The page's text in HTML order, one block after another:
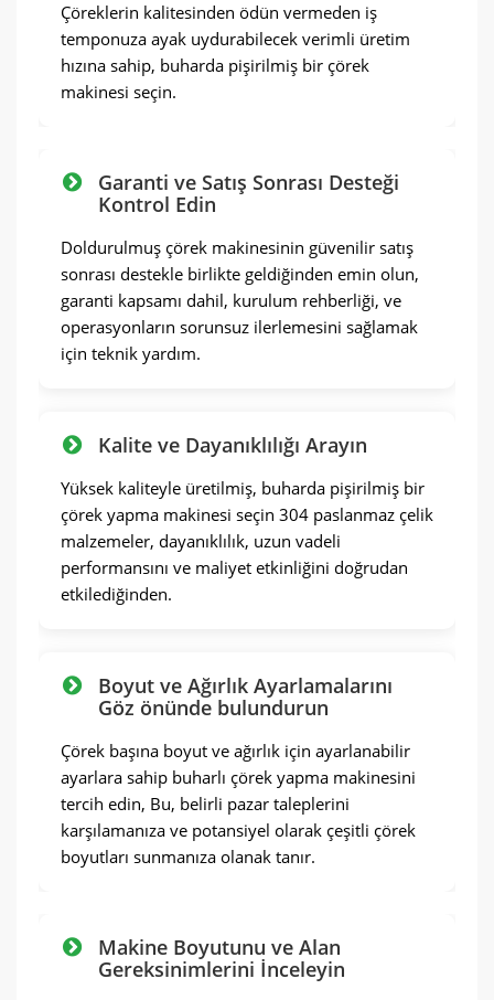
Çöreklerin kalitesinden ödün vermeden iş
temponuza ayak uydurabilecek verimli üretim
hızına sahip, buharda pişirilmiş bir çörek
makinesi seçin.
Garanti ve Satış Sonrası Desteği
Kontrol Edin
Doldurulmuş çörek makinesinin güvenilir satış
sonrası destekle birlikte geldiğinden emin olun,
garanti kapsamı dahil, kurulum rehberliği, ve
operasyonların sorunsuz ilerlemesini sağlamak
için teknik yardım.
Kalite ve Dayanıklılığı Arayın
Yüksek kaliteyle üretilmiş, buharda pişirilmiş bir
çörek yapma makinesi seçin 304 paslanmaz çelik
malzemeler, dayanıklılık, uzun vadeli
performansını ve maliyet etkinliğini doğrudan
etkilediğinden.
Boyut ve Ağırlık Ayarlamalarını
Göz önünde bulundurun
Çörek başına boyut ve ağırlık için ayarlanabilir
ayarlara sahip buharlı çörek yapma makinesini
tercih edin, Bu, belirli pazar taleplerini
karşılamanıza ve potansiyel olarak çeşitli çörek
boyutları sunmanıza olanak tanır.
Makine Boyutunu ve Alan
Gereksinimlerini İnceleyin